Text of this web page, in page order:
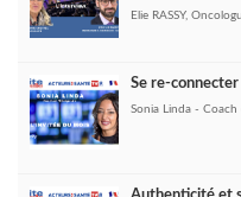
Elie RASSY,
Se re-
Sonia Linda -